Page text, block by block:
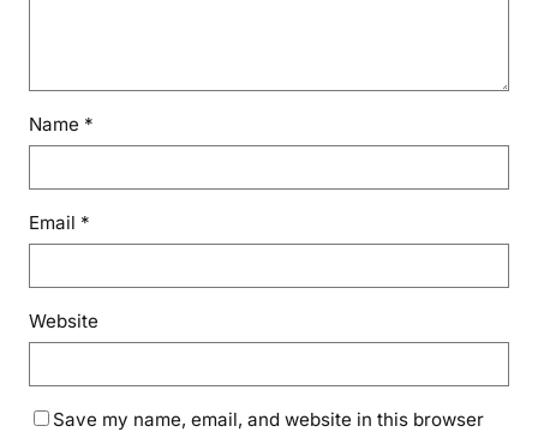
Name *
Email *
Website
Save my name, email, and website in this browser